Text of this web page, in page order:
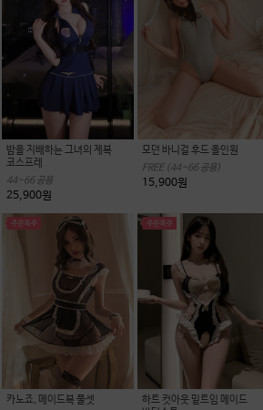
밤을 지배하는 그녀의 제복
코스프레
44~66 공용
25,900원
모던 바니걸 후드 올인원
FREE (44~66 공용)
15,900원
카노죠, 메이드복 풀셋
하트 컷아웃 밑트임 메이드